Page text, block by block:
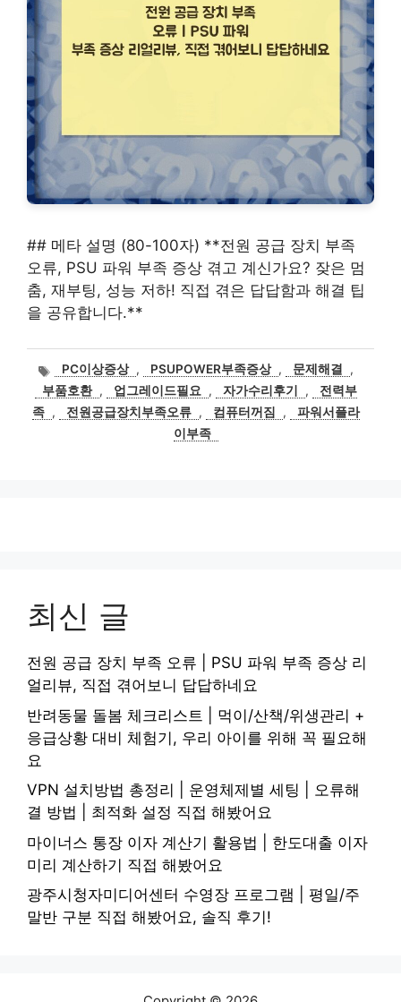
## 메타 설명 (80-100자) **전원 공급 장치 부족
오류, PSU 파워 부족 증상 겪고 계신가요? 잦은 멈
춤, 재부팅, 성능 저하! 직접 겪은 답답함과 해결 팁
을 공유합니다.**
태
그
PC이상증상 , PSUPOWER부족증상 , 문제해결
,
부품호환 , 업그레이드필요 , 자가수리후기 ,
전력부
족 , 전원공급장치부족오류 , 컴퓨터꺼짐 ,
파워서플라
이부족
최신 글
전원 공급 장치 부족 오류 | PSU 파워 부족 증상 리
얼리뷰, 직접 겪어보니 답답하네요
반려동물 돌봄 체크리스트 | 먹이/산책/위생관리 +
응급상황 대비 체험기, 우리 아이를 위해 꼭 필요해
요
VPN 설치방법 총정리 | 운영체제별 세팅 | 오류해
결 방법 | 최적화 설정 직접 해봤어요
마이너스 통장 이자 계산기 활용법 | 한도대출 이자
미리 계산하기 직접 해봤어요
광주시청자미디어센터 수영장 프로그램 | 평일/주
말반 구분 직접 해봤어요, 솔직 후기!